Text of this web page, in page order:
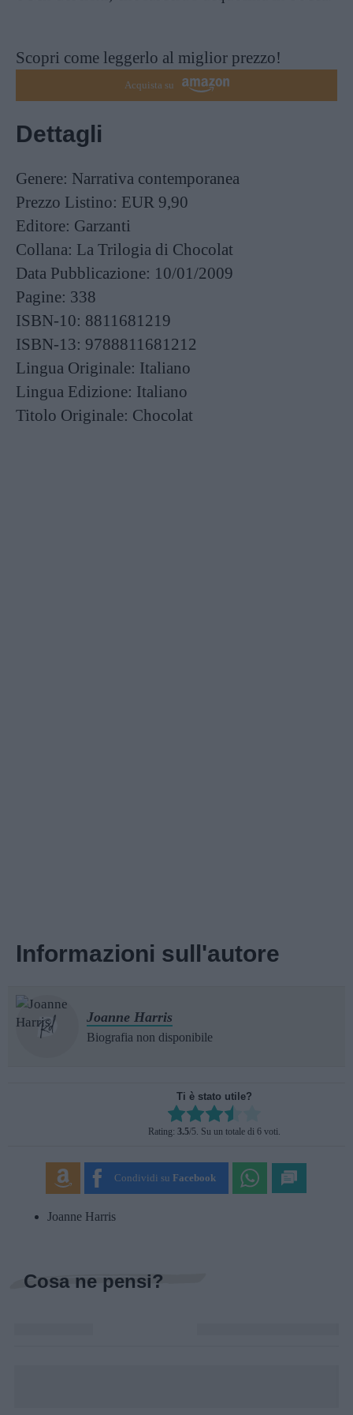
Scopri come leggerlo al miglior prezzo!
Acquista su
Dettagli
Genere: Narrativa contemporanea
Prezzo Listino: EUR 9,90
Editore: Garzanti
Collana: La Trilogia di Chocolat
Data Pubblicazione: 10/01/2009
Pagine: 338
ISBN-10: 8811681219
ISBN-13: 9788811681212
Lingua Originale: Italiano
Lingua Edizione: Italiano
Titolo Originale: Chocolat
Informazioni sull'autore
Joanne Harris
Biografia non disponibile
Ti è stato utile?
Rate this item:
SUBMIT RATING
Rating: 3.5/5. Su un totale di 6 voti.
Condividi su Facebook
Joanne Harris
Cosa ne pensi?